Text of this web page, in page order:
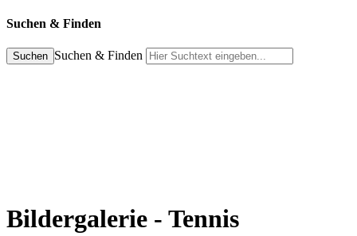
Suchen & Finden
Suchen Suchen & Finden
Bildergalerie - Tennis